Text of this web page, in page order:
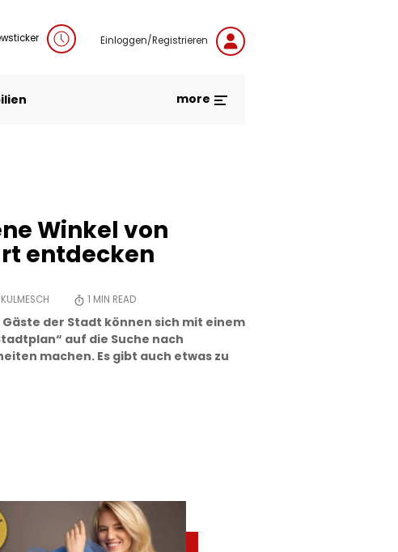
Einloggen/Registrieren
more
Winkel von
entdecken
1 MIN READ
der Stadt können sich mit einem
auf die Suche nach
machen. Es gibt auch etwas zu